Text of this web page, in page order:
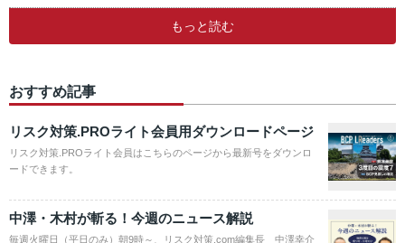
もっと読む
おすすめ記事
リスク対策.PROライト会員用ダウンロードページ
リスク対策.PROライト会員はこちらのページから最新号をダウンロ
ードできます。
中澤・木村が斬る！今週のニュース解説
毎週火曜日（平日のみ）朝9時～、リスク対策.com編集長 中澤幸介